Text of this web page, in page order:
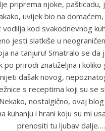
priprema njoke, pašticadu,
uvijek bio na
kod svakodnevnog
jesti slatkiše u
na tanjuru! Smatralo se
po prirodi znatiželjna i
dašak novog,
s receptima koji su se
nostalgično, ovaj
kuhanju i hrani koju su mi
prenositi tu ljubav dalje….